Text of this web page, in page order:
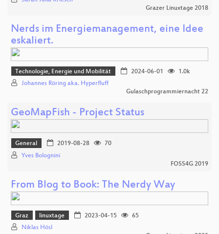
Grazer Linuxtage 2018
Nerds im Energiemanagement, eine Idee
eskaliert.
Technologie, Energie und Mobilität 2024-06-01
1.0k
Johannes Röring aka. Hyperfluff
Gulaschprogrammiernacht 22
GeoMapFish - Project Status
General 2019-08-28
70
Yves Bolognini
FOSS4G 2019
From Blog to Book: The Nerdy Way
Graz linuxtage 2023-04-15
65
Niklas Hösl